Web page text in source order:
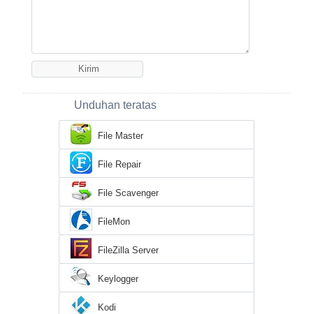
Unduhan teratas
File Master
File Repair
File Scavenger
FileMon
FileZilla Server
Keylogger
Kodi